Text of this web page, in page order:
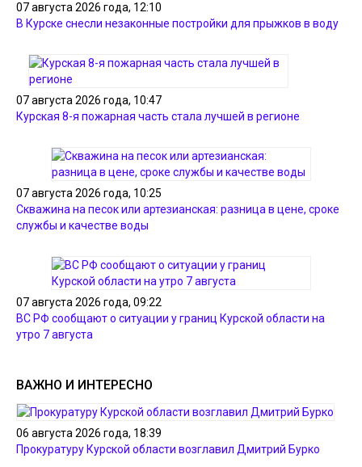
07 августа 2026 года, 12:10
В Курске снесли незаконные постройки для прыжков в воду
07 августа 2026 года, 10:47
Курская 8-я пожарная часть стала лучшей в регионе
07 августа 2026 года, 10:25
Скважина на песок или артезианская: разница в цене, сроке
службы и качестве воды
07 августа 2026 года, 09:22
ВС РФ сообщают о ситуации у границ Курской области на
утро 7 августа
ВАЖНО И ИНТЕРЕСНО
06 августа 2026 года, 18:39
Прокуратуру Курской области возглавил Дмитрий Бурко